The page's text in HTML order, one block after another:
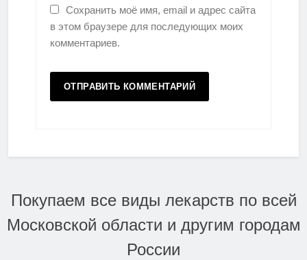
Сохранить моё имя, email и адрес сайта
в этом браузере для последующих моих
комментариев.
Покупаем все виды лекарств по всей
Московской области и другим городам
России